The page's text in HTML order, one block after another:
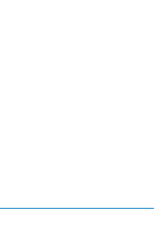
No hay defensa que frene la